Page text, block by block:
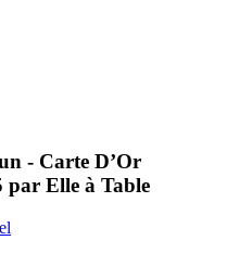
- Carte D’Or
par Elle à Table